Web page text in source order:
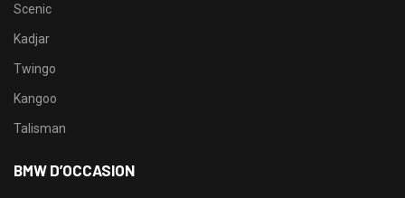
Scenic
Kadjar
Twingo
Kangoo
Talisman
BMW D’OCCASION